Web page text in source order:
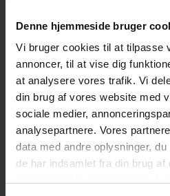
Denne hjemmeside bruger
Vi bruger cookies til at tilpasse
annoncer, til at vise dig
at analysere vores trafik. Vi
din brug af vores website med
sociale medier,
analysepartnere. Vores
data med andre oplysninger,
de har indsamlet fra din brug af